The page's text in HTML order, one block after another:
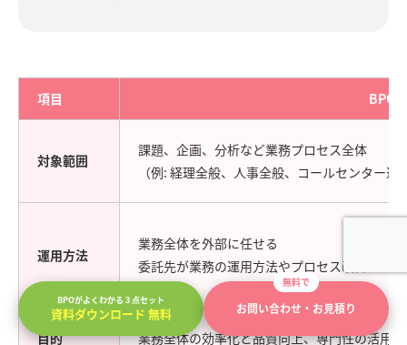
項目 BPO
対象範囲
課題、企画、分析など業務プロセス全体
（例: 経理全般、人事全般、コールセンター運
運用方法
業務全体を外部に任せる
委託先が業務の運用方法やプロセス改善まで
目的 業務全体の効率化と品質向上、専門性の活用
BPOがよくわかる３点セット
資料ダウンロード 無料
無料で
お問い合わせ・お見積り